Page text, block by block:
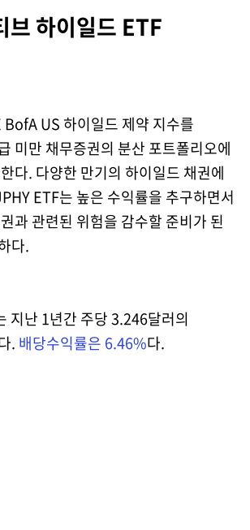
브 하이일드 ETF
BofA US 하이일드 제약 지수를
미만 채무증권의 분산 포트폴리오에
다. 다양한 만기의 하이일드 채권에
ETF는 높은 수익률을 추구하면서
과 관련된 위험을 감수할 준비가 된
다.
지난 1년간 주당 3.246달러의
. 배당수익률은 6.46%다.